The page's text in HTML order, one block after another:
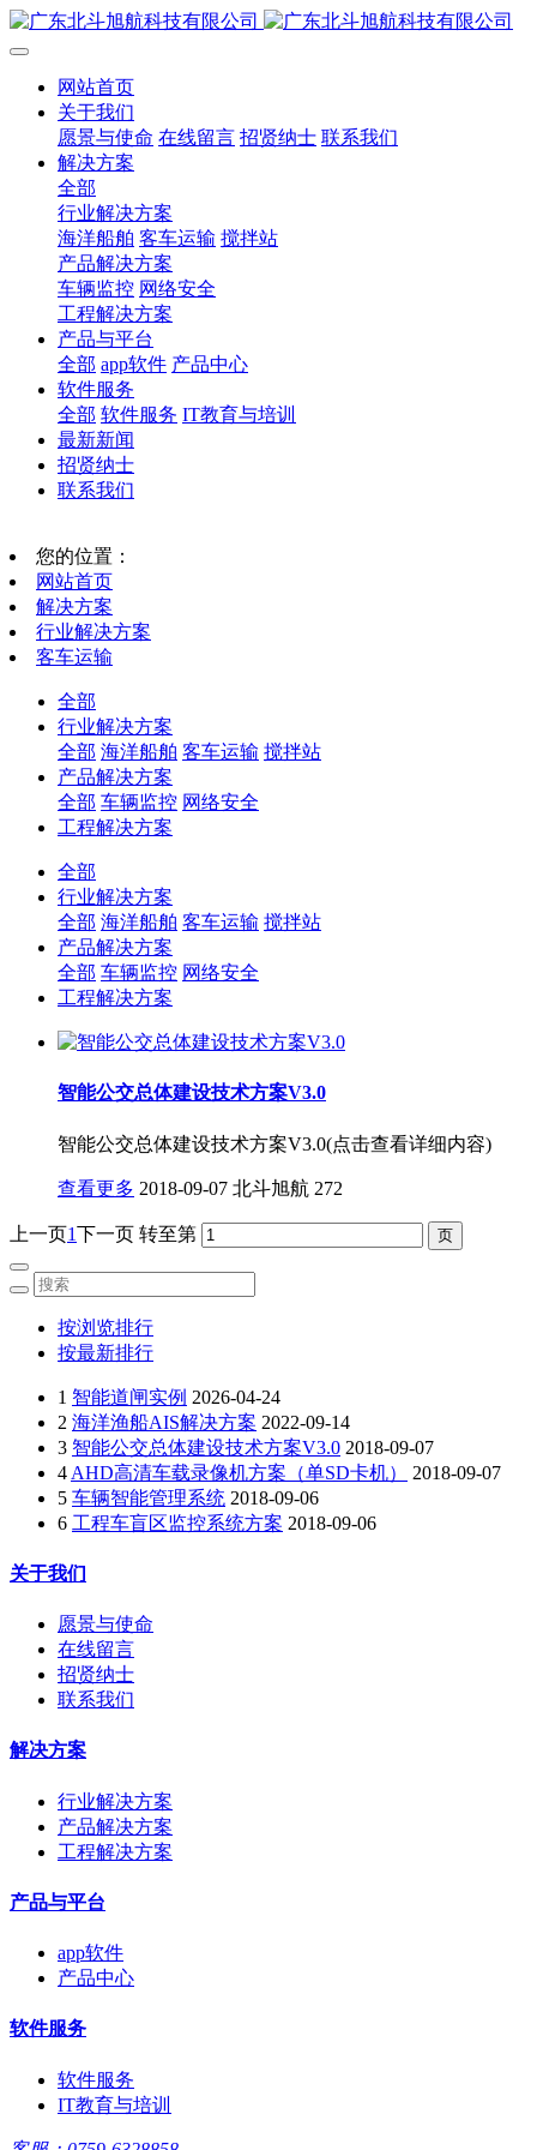
网站首页
关于我们
愿景与使命 在线留言 招贤纳士 联系我们
解决方案
全部
行业解决方案
海洋船舶 客车运输 搅拌站
产品解决方案
车辆监控 网络安全
工程解决方案
产品与平台
全部 app软件 产品中心
软件服务
全部 软件服务 IT教育与培训
最新新闻
招贤纳士
联系我们
您的位置：
网站首页
解决方案
行业解决方案
客车运输
全部
行业解决方案
全部 海洋船舶 客车运输 搅拌站
产品解决方案
全部 车辆监控 网络安全
工程解决方案
全部
行业解决方案
全部 海洋船舶 客车运输 搅拌站
产品解决方案
全部 车辆监控 网络安全
工程解决方案
智能公交总体建设技术方案V3.0
智能公交总体建设技术方案V3.0(点击查看详细内容)
查看更多 2018-09-07 北斗旭航 272
上一页1下一页 转至第
按浏览排行
按最新排行
1 智能道闸实例 2026-04-24
2 海洋渔船AIS解决方案 2022-09-14
3 智能公交总体建设技术方案V3.0 2018-09-07
4 AHD高清车载录像机方案（单SD卡机）
2018-09-07
5 车辆智能管理系统 2018-09-06
6 工程车盲区监控系统方案 2018-09-06
关于我们
愿景与使命
在线留言
招贤纳士
联系我们
解决方案
行业解决方案
产品解决方案
工程解决方案
产品与平台
app软件
产品中心
软件服务
软件服务
IT教育与培训